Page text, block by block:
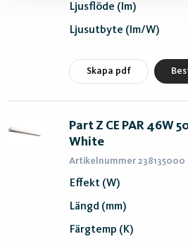
Ljusflöde (lm)
Ljusutbyte (lm/W)
Skapa pdf
Part Z CE PAR 46W
White
Artikelnummer 238135000
Effekt (W)
Längd (mm)
Färgtemp (K)